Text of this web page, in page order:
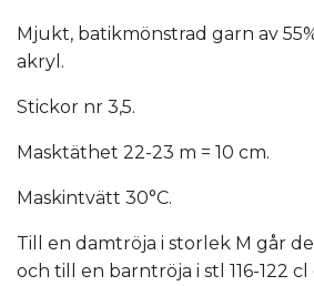
Mjukt, batikmönstrad garn av
akryl.
Stickor nr 3,5.
Masktäthet 22-23 m = 10 cm.
Maskintvätt 30°C.
Till en damtröja i storlek M går
och till en barntröja i stl 116-122